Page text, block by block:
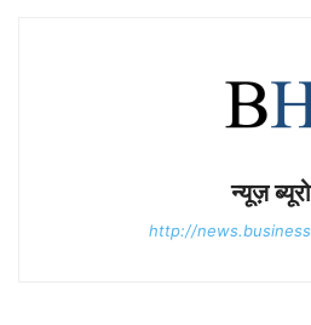
न्यूज़ ब्यूरो
http://